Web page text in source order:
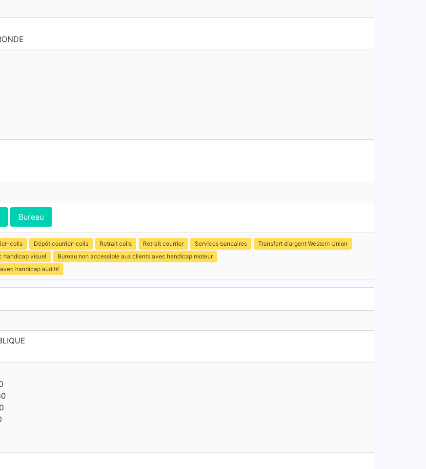
Bureau
colis Dépôt courrier-colis Retrait colis Retrait courrier Services bancaires
Transfert d'argent Western Union
handicap visuel
Bureau non accessible aux clients avec handicap moteur
handicap auditif